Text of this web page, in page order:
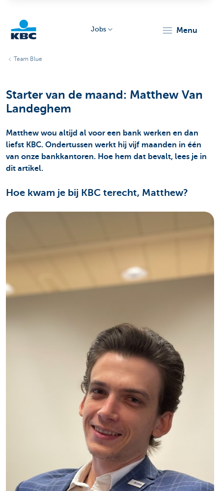
Jobs menu
Team Blue
Starter van de maand: Matthew Van
Landeghem
Matthew wou altijd al voor een bank werken en dan
liefst KBC. Ondertussen werkt hij vijf maanden in één
van onze bankkantoren. Hoe hem dat bevalt, lees je in
dit artikel.
Hoe kwam je bij KBC terecht, Matthew?